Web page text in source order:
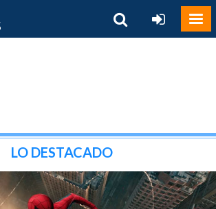
LO DESTACADO